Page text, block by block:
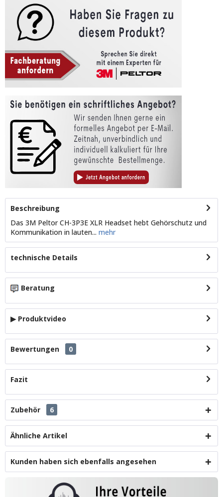
Beschreibung
Das 3M Peltor CH-3P3E XLR Headset hebt Gehörschutz und
Kommunikation in lauten... mehr
technische Details
Beratung
▶ Produktvideo
Bewertungen 0
Fazit
Zubehör 6
Ähnliche Artikel
Kunden haben sich ebenfalls angesehen